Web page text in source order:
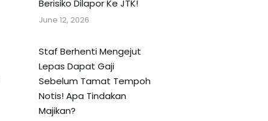
Berisiko Dilapor Ke JTK!
June 12, 2026
Staf Berhenti Mengejut
Lepas Dapat Gaji
Sebelum Tamat Tempoh
Notis! Apa Tindakan
Majikan?